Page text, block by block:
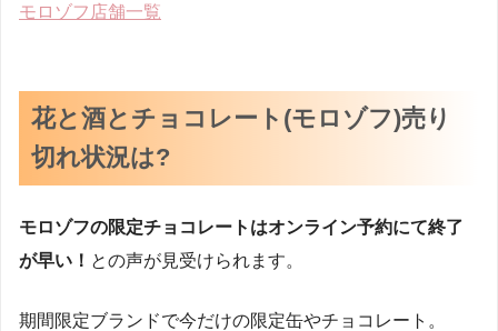
モロゾフ店舗一覧
花と酒とチョコレート(モロゾフ)売り
切れ状況は?
モロゾフの限定チョコレートはオンライン予約にて終了
が早い！ との声が見受けられます。
期間限定ブランドで今だけの限定缶やチョコレート。